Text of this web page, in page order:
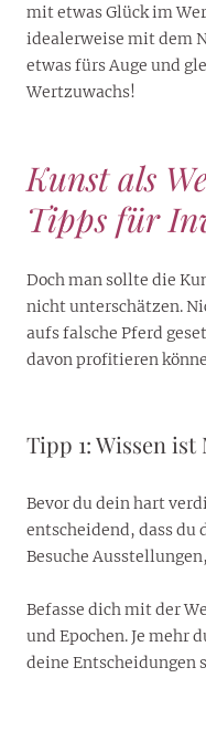
mit etwas Glück im
idealerweise mit dem
etwas fürs Auge und
Wertzuwachs!
Kunst als
Tipps für
Doch man sollte die
nicht unterschätzen.
aufs falsche Pferd
davon profitieren
Tipp 1: Wissen ist
Bevor du dein hart
entscheidend, dass
Besuche
Befasse dich mit der
und Epochen. Je mehr
deine Entscheidungen